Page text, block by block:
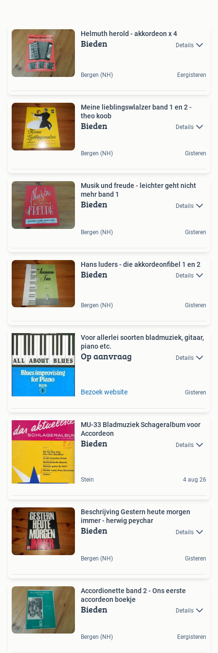
Helmuth herold - akkordeon x 4
Bieden Details
Bergen (NH) Eergisteren
Meine lieblingswlalzer band 1 en 2 -
theo koob
Bieden Details
Bergen (NH) Gisteren
Musik und freude - leichter geht nicht
mehr band 1
Bieden Details
Bergen (NH) Gisteren
Hans luders - die akkordeonfibel 1 en 2
Bieden Details
Bergen (NH) Gisteren
Voor allerlei soorten bladmuziek, gitaar,
piano etc.
Op aanvraag Details
Bezoek website Gisteren
MU-33 Bladmuziek Schageralbum voor
Accordeon
Bieden Details
Stein 4 aug 26
Beschrijving Gestern heute morgen
immer - herwig peychar
Bieden Details
Bergen (NH) Gisteren
Accordionette band 2 - Ons eerste
accordeon boekje
Bieden Details
Bergen (NH) Eergisteren